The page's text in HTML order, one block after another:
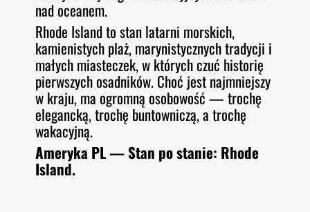
nad oceanem.
Rhode Island to stan latarni morskich,
kamienistych plaż, marynistycznych tradycji i
małych miasteczek, w których czuć historię
pierwszych osadników. Choć jest najmniejszy
w kraju, ma ogromną osobowość — trochę
elegancką, trochę buntowniczą, a trochę
wakacyjną.
Ameryka PL — Stan po stanie: Rhode
Island.